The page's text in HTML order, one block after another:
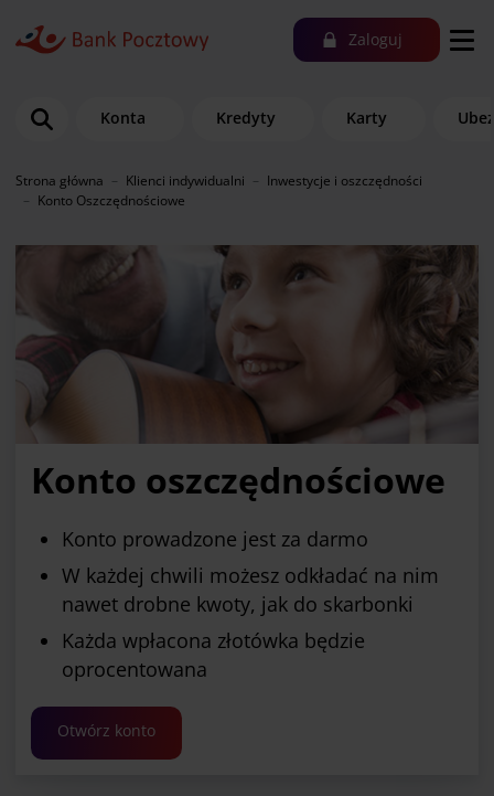
Zaloguj
Konta Kredyty Karty
Strona główna Klienci indywidualni
Inwestycje i oszczędności
Konto Oszczędnościowe
Konto oszczędnościowe
Konto prowadzone jest za darmo
W każdej chwili możesz odkładać na nim
nawet drobne kwoty, jak do skarbonki
Każda wpłacona złotówka będzie
oprocentowana
Otwórz konto